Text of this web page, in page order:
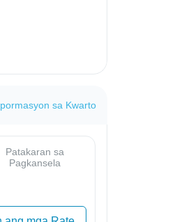
sa Kwarto
Patakaran sa
Pagkansela